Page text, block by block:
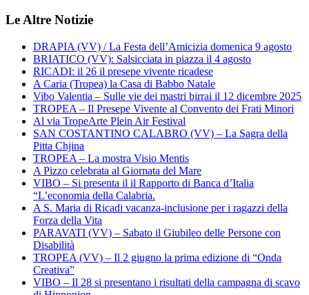
Le Altre Notizie
DRAPIA (VV) / La Festa dell’Amicizia domenica 9 agosto
BRIATICO (VV): Salsicciata in piazza il 4 agosto
RICADI: il 26 il presepe vivente ricadese
A Caria (Tropea) la Casa di Babbo Natale
Vibo Valentia – Sulle vie dei mastri birrai il 12 dicembre 2025
TROPEA – Il Presepe Vivente al Convento dei Frati Minori
Al via TropeArte Plein Air Festival
SAN COSTANTINO CALABRO (VV) – La Sagra della
Pitta Chjina
TROPEA – La mostra Visio Mentis
A Pizzo celebrata al Giornata del Mare
VIBO – Si presenta il il Rapporto di Banca d’Italia
“L’economia della Calabria.
A S. Maria di Ricadi vacanza-inclusione per i ragazzi della
Forza della Vita
PARAVATI (VV) – Sabato il Giubileo delle Persone con
Disabilità
TROPEA (VV) – Il 2 giugno la prima edizione di “Onda
Creativa”
VIBO – Il 28 si presentano i risultati della campagna di scavo